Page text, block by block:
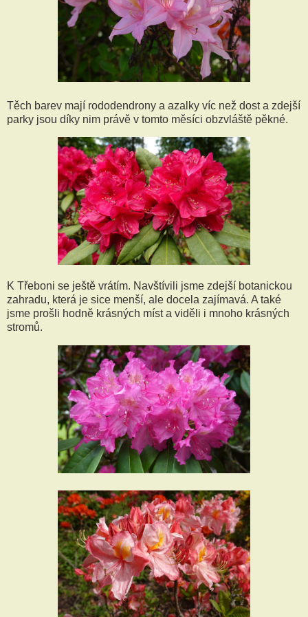
Těch barev mají rododendrony a azalky víc než dost a zdejší
parky jsou díky nim právě v tomto měsíci obzvláště pěkné.
K Třeboni se ještě vrátím. Navštívili jsme zdejší botanickou
zahradu, která je sice menší, ale docela zajímavá. A také
jsme prošli hodně krásných míst a viděli i mnoho krásných
stromů.